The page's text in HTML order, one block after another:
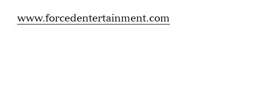
www.forcedentertainment.com